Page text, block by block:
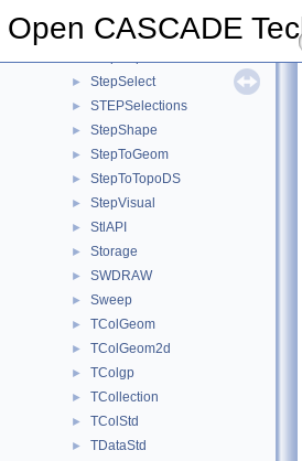
Open CASCADE
StepKinematics
► StepSelect
► STEPSelections
► StepShape
► StepToGeom
► StepToTopoDS
► StepVisual
► StlAPI
► Storage
► SWDRAW
► Sweep
► TColGeom
► TColGeom2d
► TColgp
► TCollection
► TColStd
► TDataStd